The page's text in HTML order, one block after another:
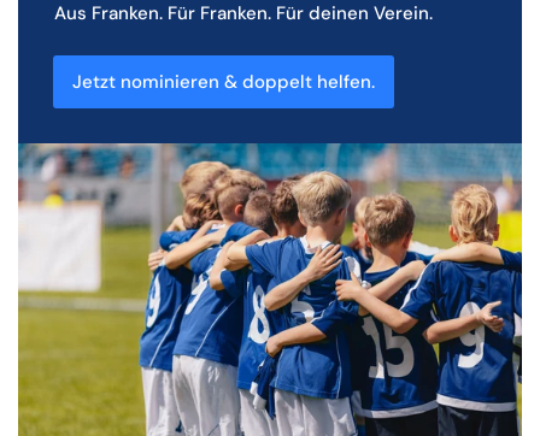
Aus Franken. Für Franken. Für deinen Verein.
Jetzt nominieren & doppelt helfen.